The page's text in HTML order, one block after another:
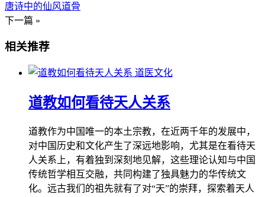
唐诗中的仙风道骨
下一篇 »
相关推荐
道医文化
道教如何看待天人关系
道教作为中国唯一的本土宗教，在近两千年的发展中，
对中国历史和文化产生了深远地影响，尤其是在看待天
人关系上，有着独到深刻地见解，这些理论认知与中国
传统哲学相互交融，共同构建了独具魅力的华传统文
化。远古我们的祖先就有了对“天”的崇拜，探索着天人